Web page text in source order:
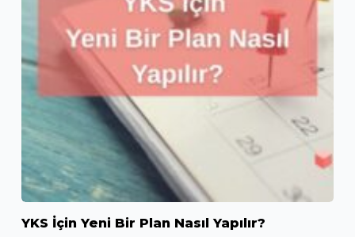
YKS İçin Yeni Bir Plan Nasıl Yapılır?